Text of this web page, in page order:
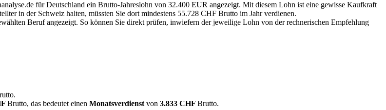
für Deutschland ein Brutto-Jahreslohn von 32.400 EUR angezeigt. Mit diesem Lohn ist eine gewisse Kaufkraft
in der Schweiz halten, müssten Sie dort mindestens 55.728 CHF Brutto im Jahr verdienen.
Beruf angezeigt. So können Sie direkt prüfen, inwiefern der jeweilige Lohn von der rechnerischen Empfehlung
Brutto, das bedeutet einen Monatsverdienst von 3.833 CHF Brutto.